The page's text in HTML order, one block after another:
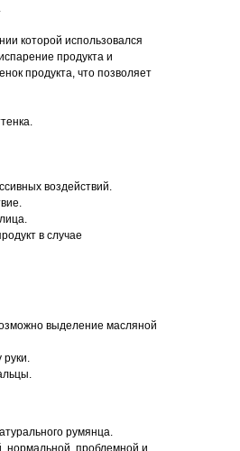
которой использовался
продукта и
продукта, что позволяет
воздействий.
в случае
выделение масляной
руки.
румянца.